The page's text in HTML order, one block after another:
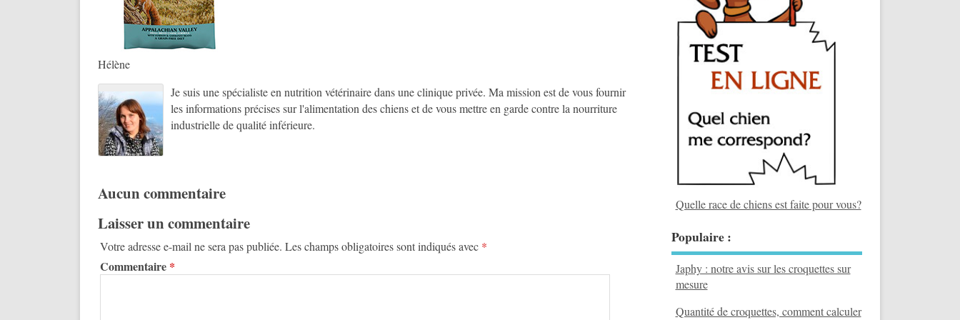
Hélène
Je suis une spécialiste en nutrition vétérinaire dans une clinique privée. Ma mission est de vous fournir
les informations précises sur l'alimentation des chiens et de vous mettre en garde contre la nourriture
industrielle de qualité inférieure.
Aucun commentaire
Laisser un commentaire
Votre adresse e-mail ne sera pas publiée. Les champs obligatoires sont indiqués avec *
Commentaire *
Quelle race de chiens est faite pour vous?
Populaire :
Japhy : notre avis sur les croquettes sur
mesure
Quantité de croquettes, comment calculer